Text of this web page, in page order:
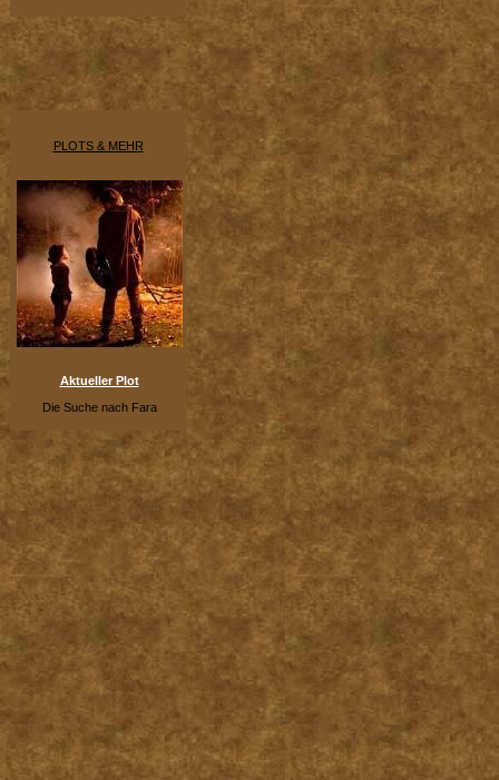
PLOTS & MEHR
Aktueller Plot
Die Suche nach Fara